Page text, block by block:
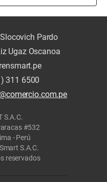
Pardo
Ugaz Oscanoa
311 6500
S.A.C.
#532
- Perú
S.A.C.
reservados